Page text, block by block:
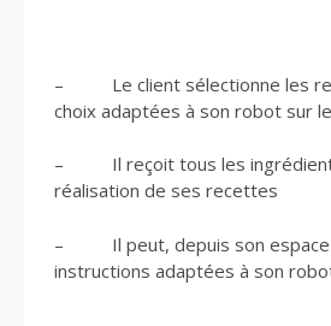
– Le client sélectionne les
choix adaptées à son robot sur
– Il reçoit tous les
réalisation de ses recettes
– Il peut, depuis son espace
instructions adaptées à son